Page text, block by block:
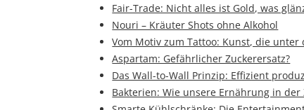
Fair-Trade: Nicht alles ist Gold, was
Nouri – Kräuter Shots ohne Alkohol
Vom Motiv zum Tattoo: Kunst, die unter
Aspartam: Gefährlicher Zuckerersatz?
Das Wall-to-Wall Prinzip: Effizient
Bakterien: Wie unsere Ernährung in